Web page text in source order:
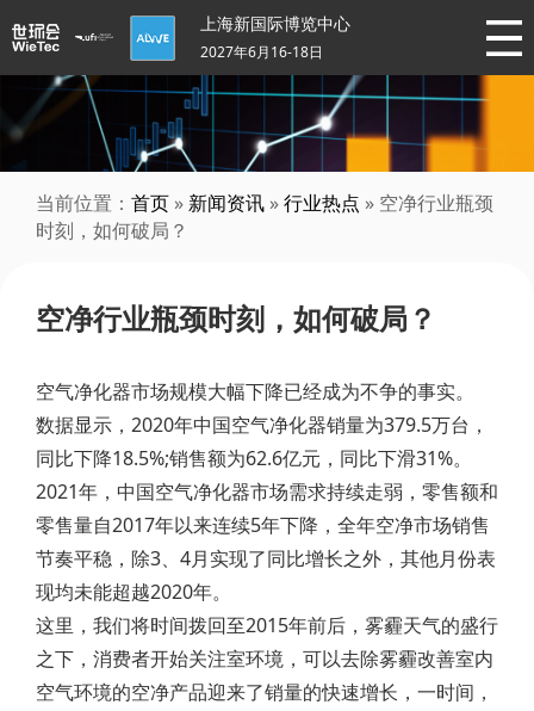
上海新国际博览中心
2027年6月16-18日
当前位置： 首页 » 新闻资讯 »行业热点 » 空净行业瓶颈
时刻，如何破局？
空净行业瓶颈时刻，如何破局？
空气净化器市场规模大幅下降已经成为不争的事实。
数据显示，2020年中国空气净化器销量为379.5万台，
同比下降18.5%;销售额为62.6亿元，同比下滑31%。
2021年，中国空气净化器市场需求持续走弱，零售额和
零售量自2017年以来连续5年下降，全年空净市场销售
节奏平稳，除3、4月实现了同比增长之外，其他月份表
现均未能超越2020年。
这里，我们将时间拨回至2015年前后，雾霾天气的盛行
之下，消费者开始关注室环境，可以去除雾霾改善室内
空气环境的空净产品迎来了销量的快速增长，一时间，